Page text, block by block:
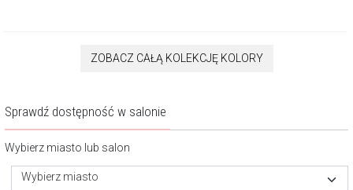
ZOBACZ CAŁĄ KOLEKCJĘ KOLORY
Sprawdź dostępność w salonie
Wybierz miasto lub salon
Wybierz miasto